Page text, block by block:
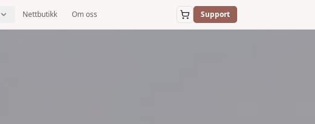
Nettbutikk Om oss Support